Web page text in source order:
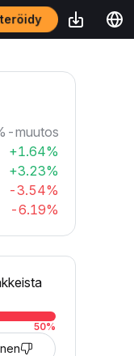
muutos
+1.64%
+3.23%
-3.54%
-6.19%
50%